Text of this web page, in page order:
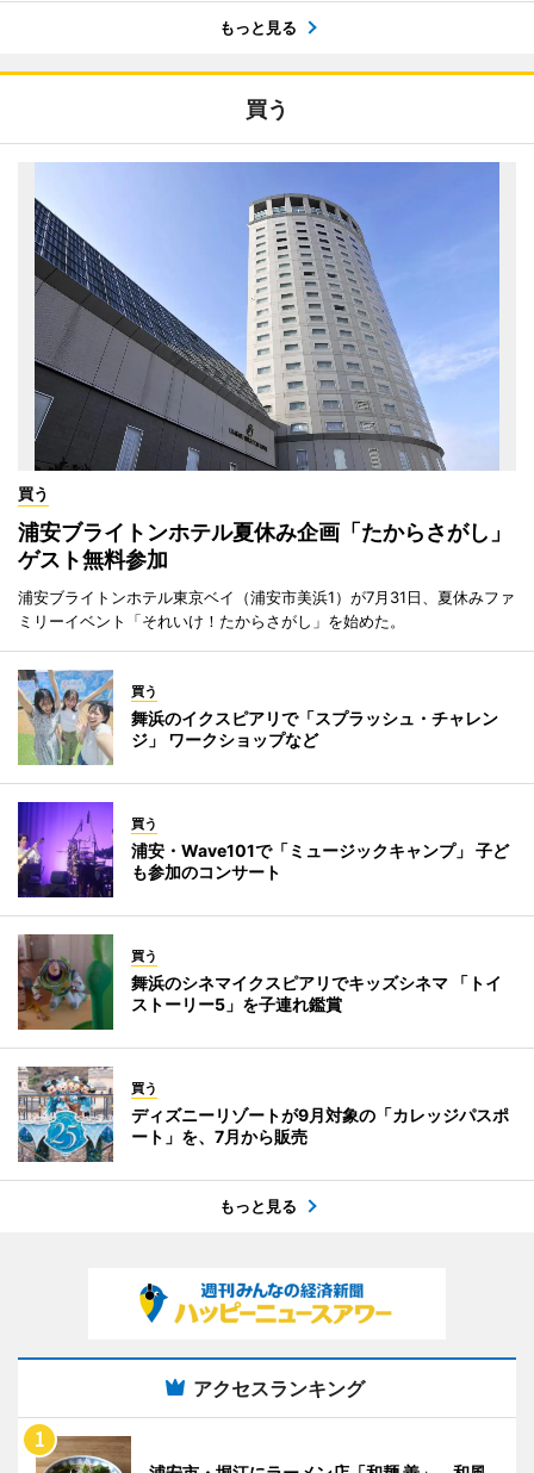
もっと見る
買う
買う
浦安ブライトンホテル夏休み企画「たからさがし」
ゲスト無料参加
浦安ブライトンホテル東京ベイ（浦安市美浜1）が7月31日、夏休みファ
ミリーイベント「それいけ！たからさがし」を始めた。
買う
舞浜のイクスピアリで「スプラッシュ・チャレン
ジ」 ワークショップなど
買う
浦安・Wave101で「ミュージックキャンプ」 子ど
も参加のコンサート
買う
舞浜のシネマイクスピアリでキッズシネマ 「トイ
ストーリー5」を子連れ鑑賞
買う
ディズニーリゾートが9月対象の「カレッジパスポ
ート」を、7月から販売
もっと見る
アクセスランキング